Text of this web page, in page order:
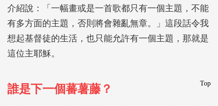
介紹說：「一幅畫或是一首歌都只有一個主題，不能
有多方面的主題，否則將會雜亂無章。」這段話令我
想起基督徒的生活，也只能允許有一個主題，那就是
這位主耶穌。
Top
誰是下一個蕃薯藤？